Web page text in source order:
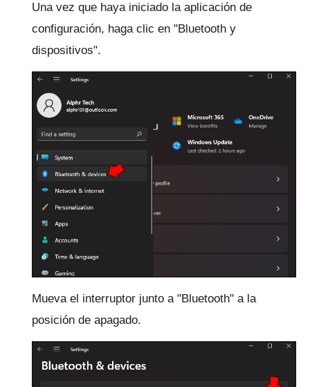
Una vez que haya iniciado la aplicación de
configuración, haga clic en "Bluetooth y
dispositivos".
Mueva el interruptor junto a "Bluetooth" a la
posición de apagado.